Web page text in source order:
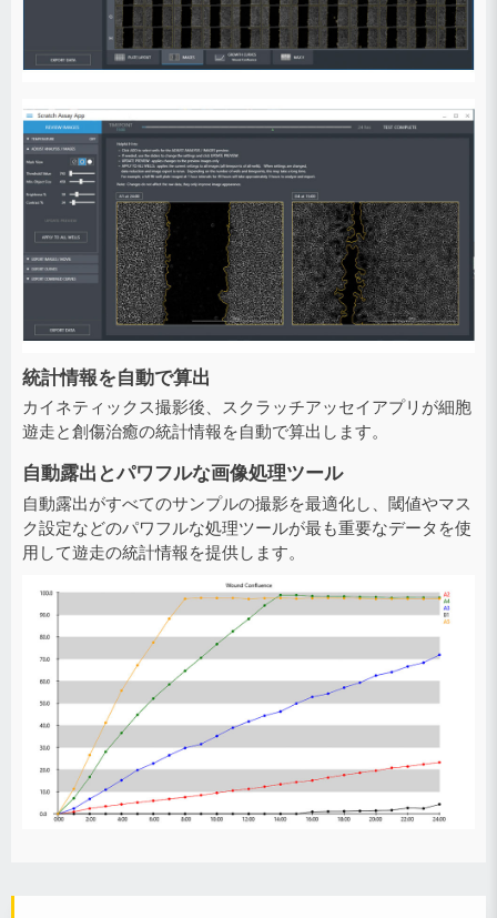
統計情報を自動で算出
カイネティックス撮影後、スクラッチアッセイアプリが細胞
遊走と創傷治癒の統計情報を自動で算出します。
自動露出とパワフルな画像処理ツール
自動露出がすべてのサンプルの撮影を最適化し、閾値やマス
ク設定などのパワフルな処理ツールが最も重要なデータを使
用して遊走の統計情報を提供します。